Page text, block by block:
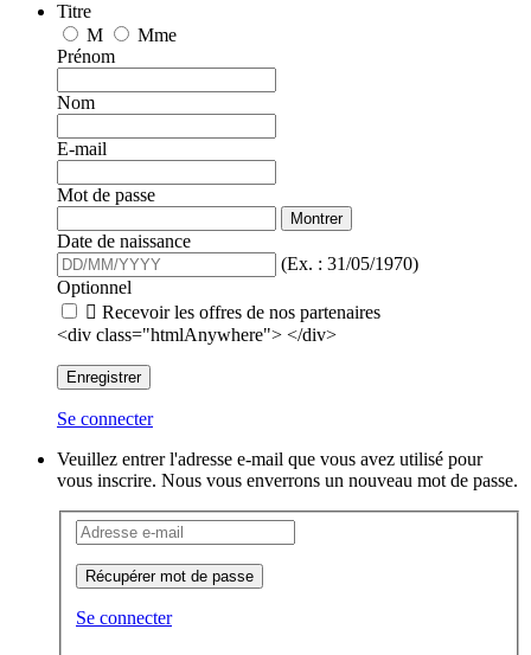
Titre
M
Mme
Prénom
Nom
E-mail
Mot de passe
Montrer
Date de naissance
(Ex. : 31/05/1970)
Optionnel
 Recevoir les offres de nos partenaires
<div class="htmlAnywhere"> </div>
Enregistrer
Se connecter
Veuillez entrer l'adresse e-mail que vous avez utilisé pour
vous inscrire. Nous vous enverrons un nouveau mot de passe.
Récupérer mot de passe
Se connecter